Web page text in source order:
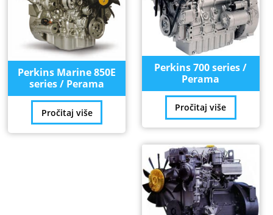
Perkins Marine 850E
series / Perama
Pročitaj više
Perkins 700 series /
Perama
Pročitaj više